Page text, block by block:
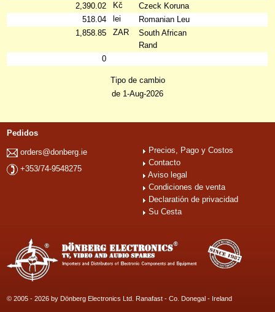
2,390.02
Kč
Czeck Koruna
518.04
lei
Romanian Leu
1,858.85
ZAR
South African
Rand
0
Tipo de cambio
de 1-Aug-2026
Pedidos
orders@donberg.ie
+353/74-9548275
Precios, Pago y Costos
Contacto
Aviso legal
Condiciones de venta
Declaratión de privacidad
Su Cesta
© 2005 - 2026 by Dönberg Electronics Ltd. Ranafast - Co. Donegal - Ireland